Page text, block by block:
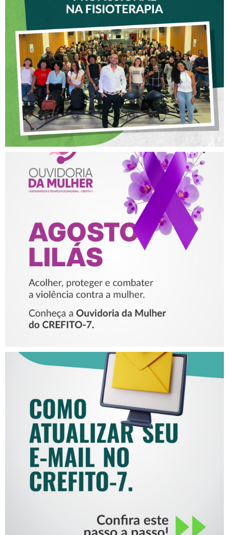
VICE-PRESIDENTE DO
CREFITO-7 PARTICIPA DE
OFICINA SOBRE ÉTICA E
POSTURA PROFISSIONAL
NA FISIOTERAPIA
AGOSTO LILÁS – ACOLHER,
PROTEGER E COMBATER A
VIOLÊNCIA CONTRA A
MULHER
COMO ATUALIZAR SEU E-
MAIL NO CREFITO-7